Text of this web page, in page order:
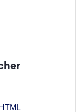
HTML